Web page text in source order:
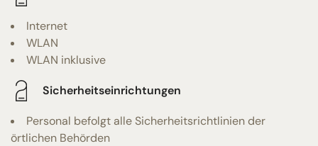
Internet
WLAN
WLAN inklusive
Sicherheitseinrichtungen
Personal befolgt alle Sicherheitsrichtlinien der
örtlichen Behörden